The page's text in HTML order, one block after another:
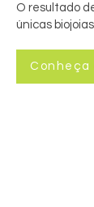
O resultado
únicas
Conheça